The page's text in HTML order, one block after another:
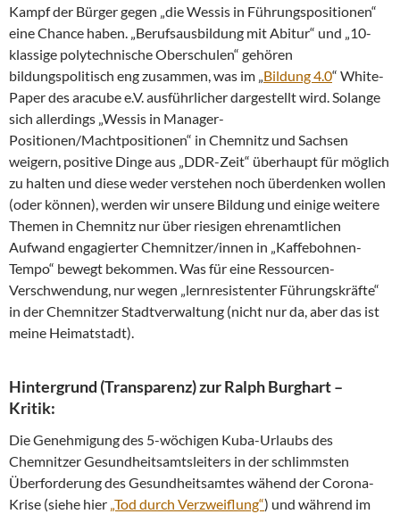
Kampf der Bürger gegen „die Wessis in Führungspositionen“
eine Chance haben. „Berufsausbildung mit Abitur“ und „10-
klassige polytechnische Oberschulen“ gehören
bildungspolitisch eng zusammen, was im „Bildung 4.0“ White-
Paper des aracube e.V. ausführlicher dargestellt wird. Solange
sich allerdings „Wessis in Manager-
Positionen/Machtpositionen“ in Chemnitz und Sachsen
weigern, positive Dinge aus „DDR-Zeit“ überhaupt für möglich
zu halten und diese weder verstehen noch überdenken wollen
(oder können), werden wir unsere Bildung und einige weitere
Themen in Chemnitz nur über riesigen ehrenamtlichen
Aufwand engagierter Chemnitzer/innen in „Kaffebohnen-
Tempo“ bewegt bekommen. Was für eine Ressourcen-
Verschwendung, nur wegen „lernresistenter Führungskräfte“
in der Chemnitzer Stadtverwaltung (nicht nur da, aber das ist
meine Heimatstadt).
Hintergrund (Transparenz) zur Ralph Burghart –
Kritik:
Die Genehmigung des 5-wöchigen Kuba-Urlaubs des
Chemnitzer Gesundheitsamtsleiters in der schlimmsten
Überforderung des Gesundheitsamtes wähend der Corona-
Krise (siehe hier „Tod durch Verzweiflung“) und während im